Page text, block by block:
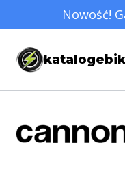
do
treści
Nowość!